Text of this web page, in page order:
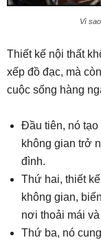
Vì
Thiết kế nội thất
xếp đồ đạc, mà
cuộc sống hàng
Đầu tiên, nó tạo
không gian trở
đình.
Thứ hai, thiết
không gian,
nơi thoải mái
Thứ ba, nó